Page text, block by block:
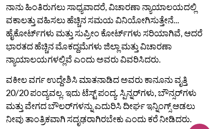
ನಾನು ಹಿಂತಿರುಗಲು ಸಾಧ್ಯವಾದರೆ, ವಿಚಾರಣಾ ನ್ಯಾಯಾಲಯದಲ್ಲಿ
ವಕಾಲತ್ತು ವಹಿಸಲು ಹೆಚ್ಚಿನ ಸಮಯ ವಿನಿಯೋಗಿಸುತ್ತೇನೆ...
ಹೈಕೋರ್ಟ್‌ಗಳು ಮತ್ತು ಸುಪ್ರೀಂ ಕೋರ್ಟ್‌ಗಳು ಸರಿಯಾಗಿವೆ, ಆದರೆ
ಭಾರತದ ಹೆಚ್ಚಿನ ಮೊಕದ್ದಮೆಗಳು ಜಿಲ್ಲಾ ಮತ್ತು ವಿಚಾರಣಾ
ನ್ಯಾಯಾಲಯಗಳಲ್ಲಿವೆ ಎಂದು ಅವರು ವಿವರಿಸಿದರು.
ವಕೀಲ ವರ್ಗ ಉದ್ದೇಶಿಸಿ ಮಾತನಾಡಿದ ಅವರು ಕಾನೂನು ವೃತ್ತಿ
20/20 ಪಂದ್ಯವಲ್ಲ. ಇದು ಟೆಸ್ಟ್ ಪಂದ್ಯ. ಸ್ಪಿನ್ನರ್‌ಗಳು, ಬೌನ್ಸರ್‌ಗಳು
ಮತ್ತು ವೇಗದ ಬೌಲರ್‌ಗಳನ್ನು ಎದುರಿಸಿ ದೀರ್ಘ ಇನ್ನಿಂಗ್ಸ್ ಆಡಲು
ನೀವು ತಾಂತ್ರಿಕವಾಗಿ ಸದೃಢರಾಗಿರಬೇಕು ಎಂದು ಕರೆ ನೀಡಿದರು.